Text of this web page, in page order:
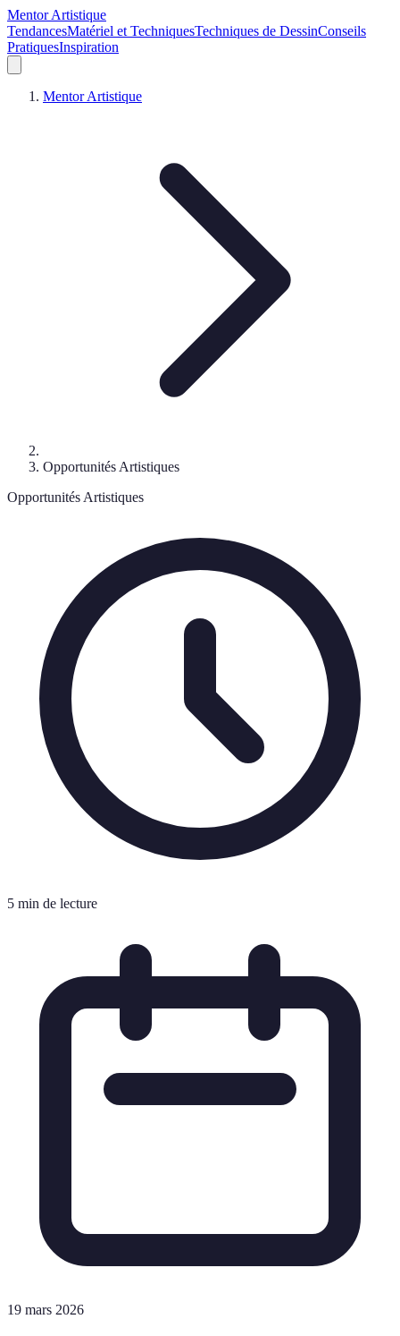
Mentor Artistique
TendancesMatériel et TechniquesTechniques de DessinConseils
PratiquesInspiration
Mentor Artistique
Opportunités Artistiques
Opportunités Artistiques
5 min de lecture
19 mars 2026